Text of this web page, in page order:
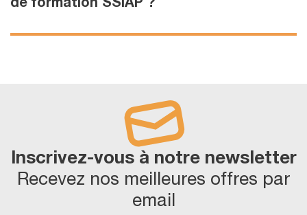
de formation SSIAP ?
Inscrivez-vous à notre newsletter
Recevez nos meilleures offres par
email